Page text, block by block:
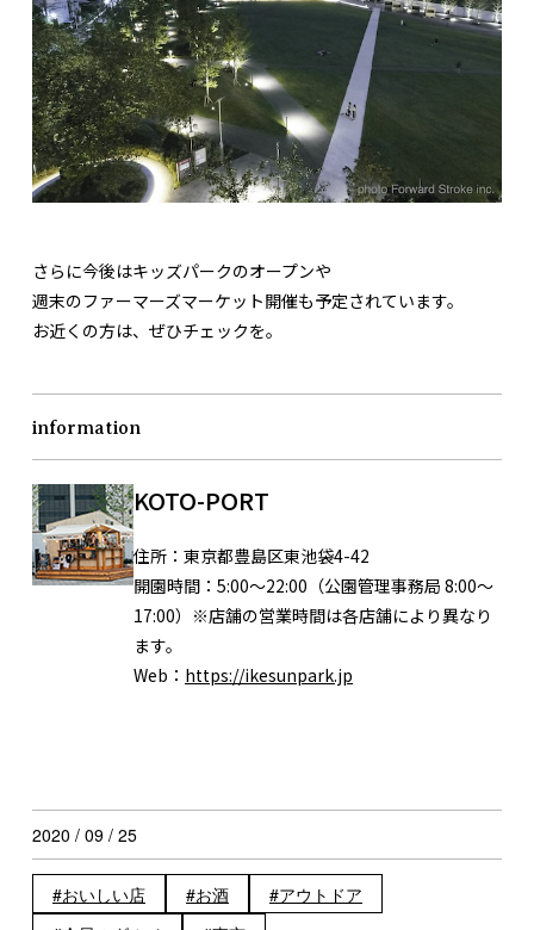
さらに今後はキッズパークのオープンや
週末のファーマーズマーケット開催も予定されています。
お近くの方は、ぜひチェックを。
information
KOTO-PORT
住所： 東京都豊島区東池袋4-42
開園時間： 5:00〜22:00（公園管理事務局 8:00〜
17:00）※店舗の営業時間は各店舗により異なり
ます。
Web： https://ikesunpark.jp
2020 / 09 / 25
おいしい店 お酒
アウトドア